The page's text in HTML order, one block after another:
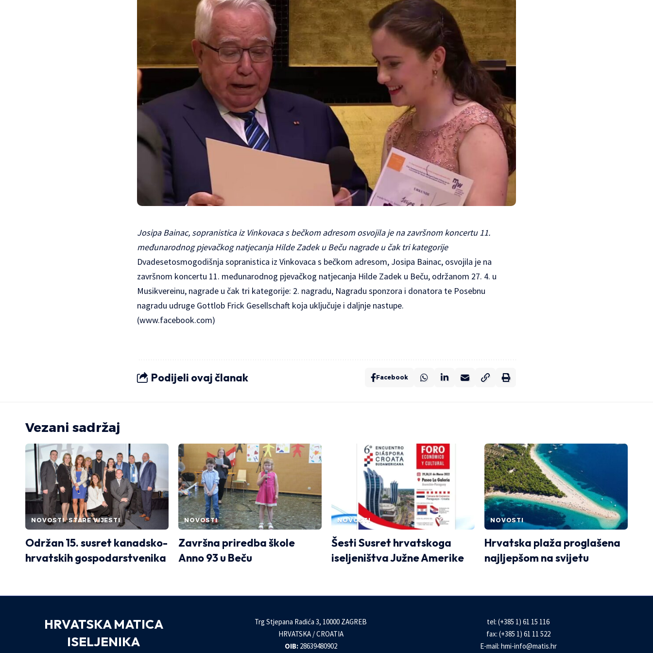
Josipa Bainac, sopranistica iz Vinkovaca s bečkom adresom osvojila je na završnom koncertu 11.
međunarodnog pjevačkog natjecanja Hilde Zadek u Beču nagrade u čak tri kategorije
Dvadesetosmogodišnja sopranistica iz Vinkovaca s bečkom adresom, Josipa Bainac, osvojila je na
završnom koncertu 11. međunarodnog pjevačkog natjecanja Hilde Zadek u Beču, održanom 27. 4. u
Musikvereinu, nagrade u čak tri kategorije: 2. nagradu, Nagradu sponzora i donatora te Posebnu
nagradu udruge Gottlob Frick Gesellschaft koja uključuje i daljnje nastupe.
(www.facebook.com)
Podijeli ovaj članak Facebook
Vezani sadržaj
NOVOSTI STARE VIJESTI
Održan 15. susret kanadsko-
hrvatskih gospodarstvenika
NOVOSTI
Završna priredba škole
Anno 93 u Beču
NOVOSTI
Šesti Susret hrvatskoga
iseljeništva Južne Amerike
NOVOSTI
Hrvatska plaža proglašena
najljepšom na svijetu
HRVATSKA MATICA
ISELJENIKA
Trg Stjepana Radića 3, 10000 ZAGREB
HRVATSKA / CROATIA
OIB:28639480902
tel: (+385 1) 61 15 116
fax: (+385 1) 61 11 522
E-mail: hmi-info@matis.hr